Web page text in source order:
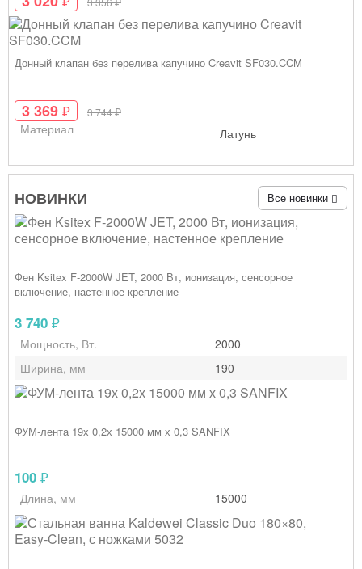
Донный клапан без перелива капучино Creavit SF030.CCM
3 369 ₽ 3 744₽
Материал Латунь
НОВИНКИ Все новинки
Фен Ksitex F‑2000W JET, 2000 Вт, ионизация, сенсорное
включение, настенное крепление
3 740 ₽
Мощность, Вт.
2000
Ширина, мм
190
ФУМ-лента 19х 0,2х 15000 мм х 0,3 SANFIX
100 ₽
Длина, мм 15000